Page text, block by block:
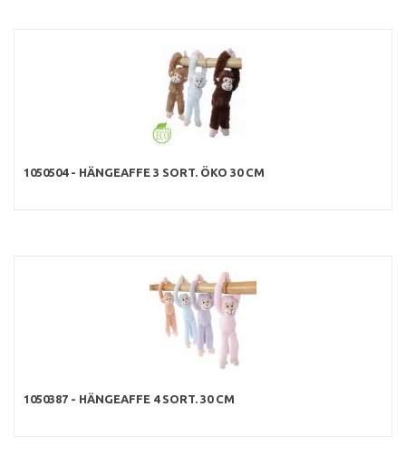
1050504 - HÄNGEAFFE 3 SORT. ÖKO 30 CM
1050387 - HÄNGEAFFE 4 SORT. 30 CM